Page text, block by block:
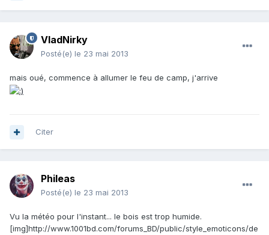
VladNirky
Posté(e) le 23 mai 2013
mais oué, commence à allumer le feu de camp, j'arrive
Citer
Phileas
Posté(e) le 23 mai 2013
Vu la météo pour l'instant... le bois est trop humide.
[img]http://www.1001bd.com/forums_BD/public/style_emoticons/de